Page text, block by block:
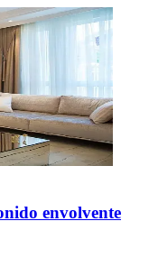
envolvente